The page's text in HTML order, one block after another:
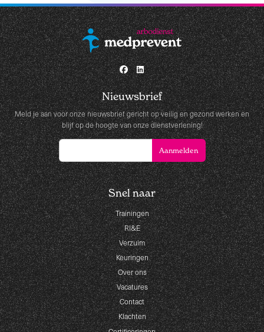
Nieuwsbrief
Meld je aan voor onze nieuwsbrief gericht op veilig en gezond werken en
blijf op de hoogte van onze dienstverlening!
Snel naar
Trainingen
RI&E
Verzuim
Keuringen
Over ons
Vacatures
Contact
Klachten